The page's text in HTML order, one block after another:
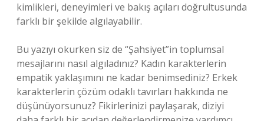
kimlikleri, deneyimleri ve bakış açıları doğrultusunda
farklı bir şekilde algılayabilir.
Bu yazıyı okurken siz de “Şahsiyet”in toplumsal
mesajlarını nasıl algıladınız? Kadın karakterlerin
empatik yaklaşımını ne kadar benimsediniz? Erkek
karakterlerin çözüm odaklı tavırları hakkında ne
düşünüyorsunuz? Fikirlerinizi paylaşarak, diziyi